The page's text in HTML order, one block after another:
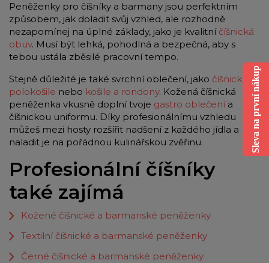
Peněženky pro číšníky a barmany jsou perfektním
způsobem, jak doladit svůj vzhled, ale rozhodně
nezapomínej na úplné základy, jako je kvalitní číšnická
obuv. Musí být lehká, pohodlná a bezpečná, aby s
tebou ustála zběsilé pracovní tempo.
Stejně důležité je také svrchní oblečení, jako číšnické
polokošile nebo košile a rondony. Kožená číšnická
peněženka vkusně doplní tvoje gastro oblečenía
číšnickou uniformu. Díky profesionálnímu vzhledu
můžeš mezi hosty rozšířit nadšení z každého jídla a
naladit je na pořádnou kulinářskou zvěřinu.
Profesionální číšníky
také zajímá
Kožené číšnické a barmanské peněženky
Textilní číšnické a barmanské peněženky
Černé číšnické a barmanské peněženky
Sleva na první nákup